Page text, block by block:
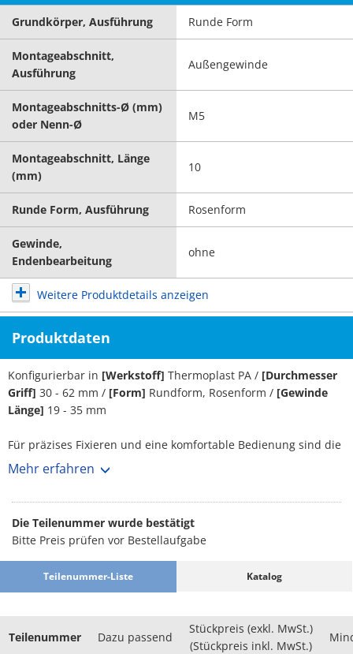
Grundkörper, Ausführung Runde Form
Montageabschnitt,
Ausführung
Außengewinde
Montageabschnitts-Ø (mm)
oder Nenn-Ø
M5
Montageabschnitt, Länge
(mm)
10
Runde Form, Ausführung Rosenform
Gewinde,
Endenbearbeitung
ohne
Weitere Produktdetails anzeigen
Produktdaten
Konfigurierbar in [Werkstoff] Thermoplast PA / [Durchmesser
Griff] 30 - 62 mm / [Form] Rundform, Rosenform / [Gewinde
Länge] 19 - 35 mm
Für präzises Fixieren und eine komfortable Bedienung sind die
Sterngriffe von HALDER eine etablierte Wahl in zahlreichen
Rundform | Rosenform wählen. Die Länge des Gewindes
variiert von 19 bis 35 mm.
Mehr erfahren
Die Teilenummer wurde bestätigt
Bitte Preis prüfen vor Bestellaufgabe
Teilenummer-Liste Katalog
Teilenummer Dazu passend
Stückpreis (exkl. MwSt.)
(Stückpreis inkl. MwSt.)